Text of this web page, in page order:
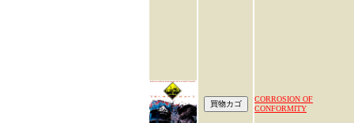
CORROSION OF
CONFORMITY